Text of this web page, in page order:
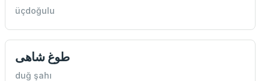
üçdoğulu
طوغ شاهی
duğ şahı